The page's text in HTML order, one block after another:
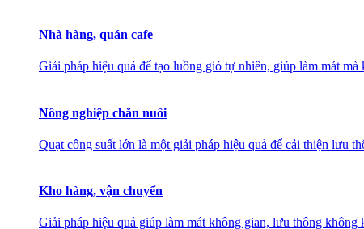
Nhà hàng, quán cafe
Giải pháp hiệu quả để tạo luồng gió tự nhiên, giúp làm mát
Nông nghiệp chăn nuôi
Quạt công suất lớn là một giải pháp hiệu quả để cải thiện lưu
Kho hàng, vận chuyển
Giải pháp hiệu quả giúp làm mát không gian, lưu thông không